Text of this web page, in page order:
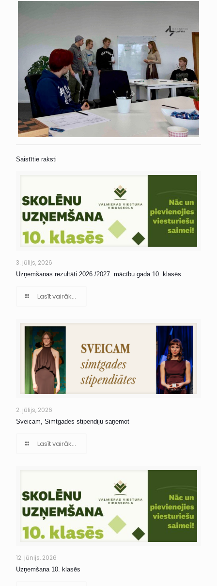
Saistītie raksti
3. jūlijs, 2026
Uzņemšanas rezultāti 2026./2027. mācību gada 10. klasēs
Lasīt vairāk...
2. jūlijs, 2026
Sveicam, Simtgades stipendiju saņemot
Lasīt vairāk...
12. jūnijs, 2026
Uzņemšana 10. klasēs